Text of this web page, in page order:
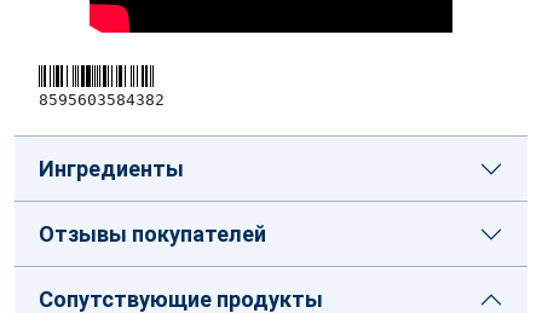
8595603584382
Ингредиенты
Отзывы покупателей
Сопутствующие продукты